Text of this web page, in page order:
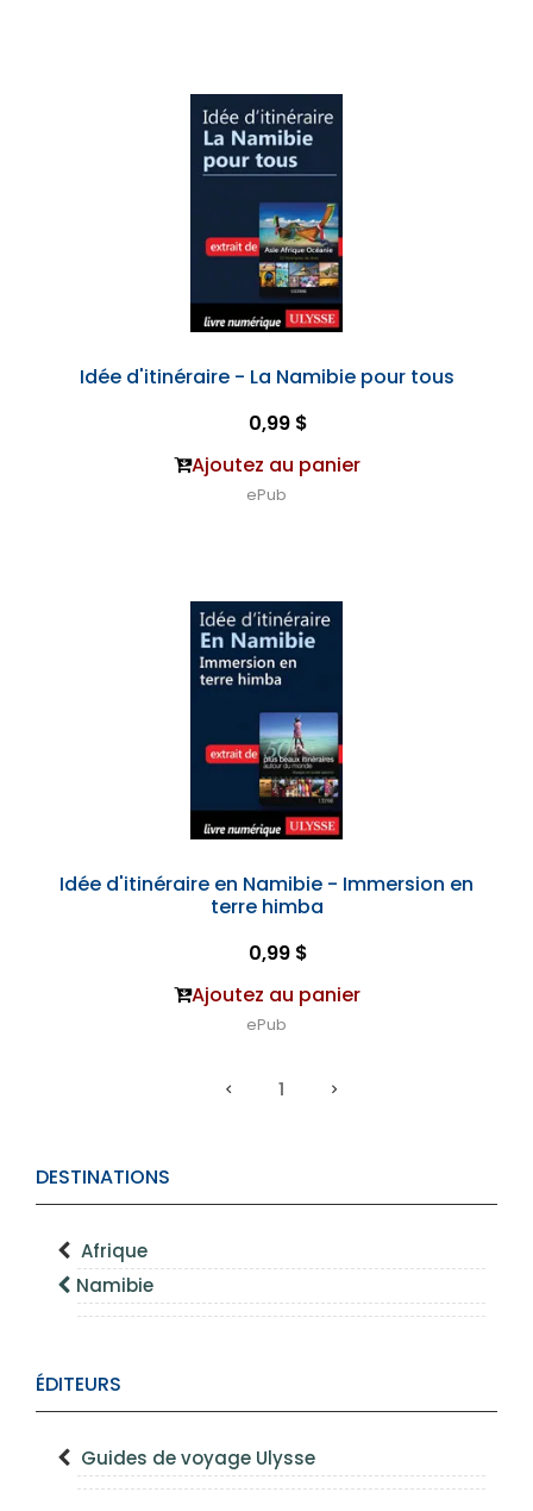
DESTINATIONS
Afrique
Namibie
ÉDITEURS
Guides de voyage Ulysse
Idée d'itinéraire - La Namibie pour tous
0,99 $
Ajoutez au panier
ePub
Idée d'itinéraire en Namibie - Immersion en
terre himba
0,99 $
Ajoutez au panier
ePub
1